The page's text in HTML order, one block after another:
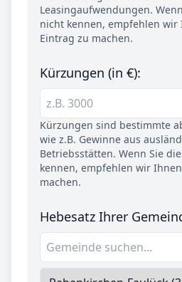
Leasingaufwendungen.
nicht kennen, empfehlen wir
Eintrag zu machen.
Kürzungen (in €):
Kürzungen sind bestimmte
wie z.B. Gewinne aus
Betriebsstätten. Wenn Sie
kennen, empfehlen wir
machen.
Hebesatz Ihrer